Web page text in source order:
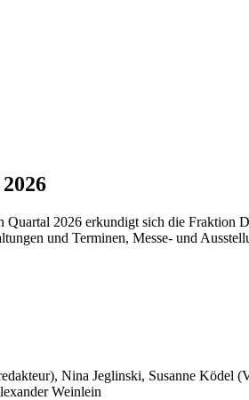
2026 erkundigt sich die Fraktion
und Terminen, Messe- und
Nina Jeglinski, Susanne Ködel
Weinlein